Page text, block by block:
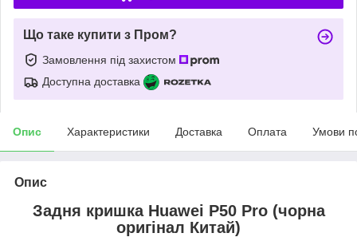
Що таке купити з Пром?
Замовлення під захистом
Доступна доставка
Опис Характеристики Доставка Оплата Умови
Опис
Задня кришка Huawei P50 Pro (чорна
оригінал Китай)